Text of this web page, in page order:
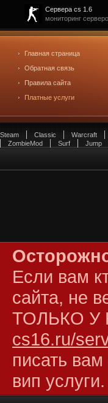
Сервера cs 1.6
мониторинг
Главная страница
Обратная связь
Правила сайта
Платные услуги
Steam Classic Warcraft
ZombieMod
Surf Jump
Если вам
сайта, не
ТОЛЬКО У
cs16.ru/
писать
вип услуги.